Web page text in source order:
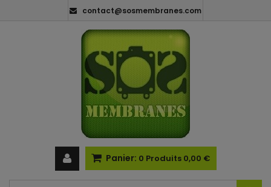
contact@sosmembranes.com
Panier: 0 Produits 0,00 €